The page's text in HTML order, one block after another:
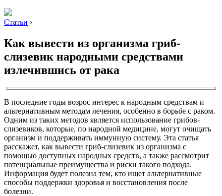
Статьи ›
Как вывести из организма гриб-
слизевик народными средствами
излечившись от рака
В последние годы возрос интерес к народным средствам и
альтернативным методам лечения, особенно в борьбе с раком.
Одним из таких методов является использование грибов-
слизевиков, которые, по народной медицине, могут очищать
организм и поддерживать иммунную систему. Эта статья
расскажет, как вывести гриб-слизевик из организма с
помощью доступных народных средств, а также рассмотрит
потенциальные преимущества и риски такого подхода.
Информация будет полезна тем, кто ищет альтернативные
способы поддержки здоровья и восстановления после
болезни.